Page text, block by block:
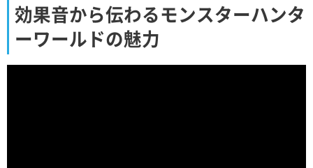
効果音から伝わるモンスターハンタ
ーワールドの魅力